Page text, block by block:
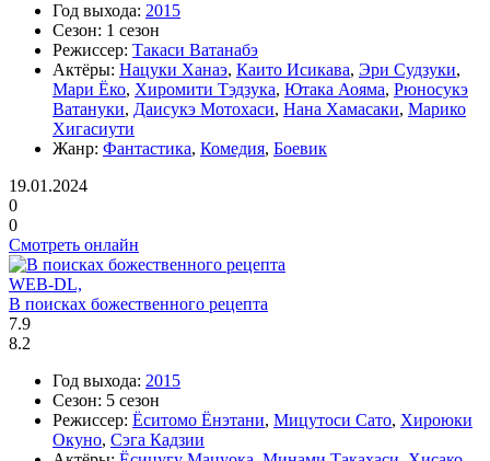
Год выхода: 2015
Сезон: 1 сезон
Режиссер: Такаси Ватанабэ
Актёры: Нацуки Ханаэ, Каито Исикава, Эри Судзуки,
Мари Ёко, Хиромити Тэдзука, Ютака Аояма, Рюносукэ
Ватануки, Даисукэ Мотохаси, Нана Хамасаки, Марико
Хигасиути
Жанр: Фантастика, Комедия, Боевик
19.01.2024
0
0
Смотреть онлайн
WEB-DL,
В поисках божественного рецепта
7.9
8.2
Год выхода: 2015
Сезон: 5 сезон
Режиссер: Ёситомо Ёнэтани, Мицутоси Сато, Хироюки
Окуно, Сэга Кадзии